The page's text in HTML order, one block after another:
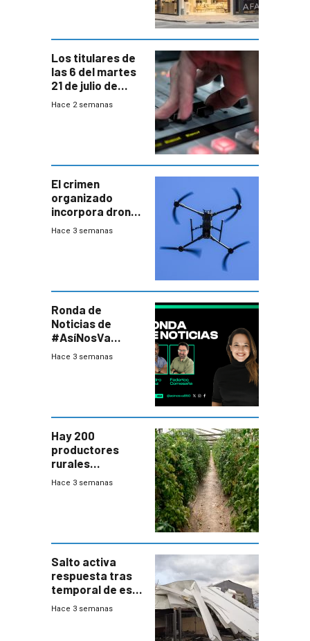
Los titulares de
las 6 del martes
21 de julio de
2026
Hace 2 semanas
El crimen
organizado
incorpora drones
y abre un nuevo
Hace 3 semanas
Ronda de
Noticias de
#AsíNosVa
(20/7/26)
Hace 3 semanas
Hay 200
productores
rurales
afectados tras
Hace 3 semanas
Salto activa
respuesta tras
temporal de este
sábado con
Hace 3 semanas